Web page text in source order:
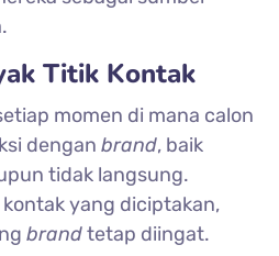
Titik Kontak
momen di mana calon
denganbrand, baik
tidak langsung.
yang diciptakan,
brandtetap diingat.